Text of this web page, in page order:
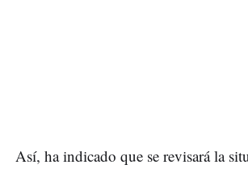
Así, ha indicado que se revisará la